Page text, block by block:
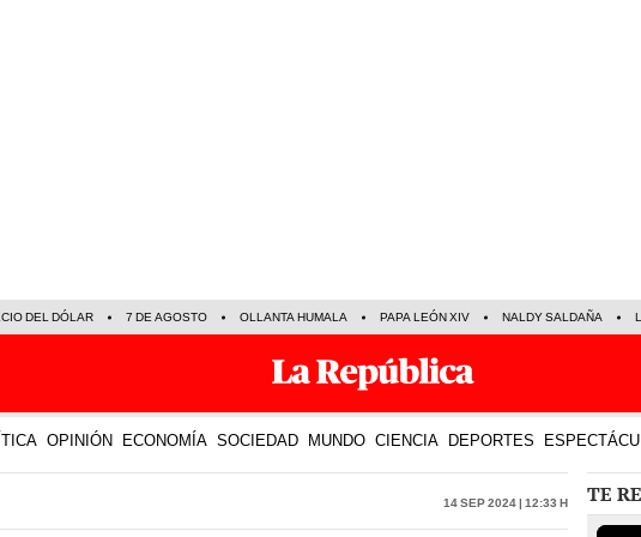
DEL DÓLAR 7 DE AGOSTO OLLANTA HUMALA PAPA LEÓN XIV NALDY SALDAÑA
OPINIÓN ECONOMÍA SOCIEDAD MUNDO CIENCIA DEPORTES
14 Sep 2024 | 12:33 h TE